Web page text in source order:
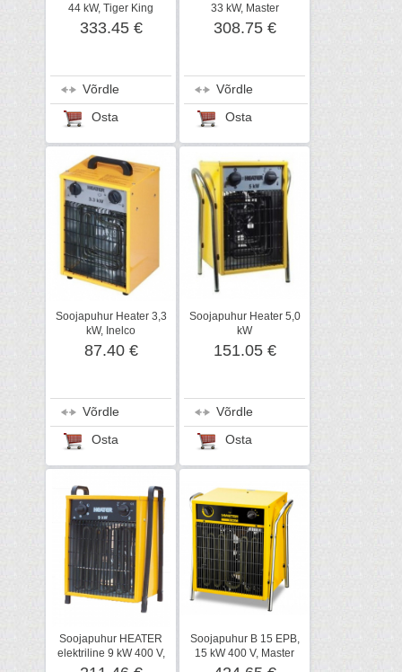
44 kW, Tiger King
333.45 €
Võrdle
Osta
33 kW, Master
308.75 €
Võrdle
Osta
Soojapuhur Heater 3,3
kW, Inelco
87.40 €
Võrdle
Osta
Soojapuhur Heater 5,0
kW
151.05 €
Võrdle
Osta
Soojapuhur HEATER
elektriline 9 kW 400 V,
Inelco
Soojapuhur B 15 EPB,
15 kW 400 V, Master